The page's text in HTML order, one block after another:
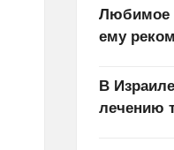
Любимое
ему
В
лечению